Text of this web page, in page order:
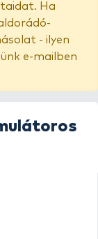
Ha
- ilyen
e-mailben